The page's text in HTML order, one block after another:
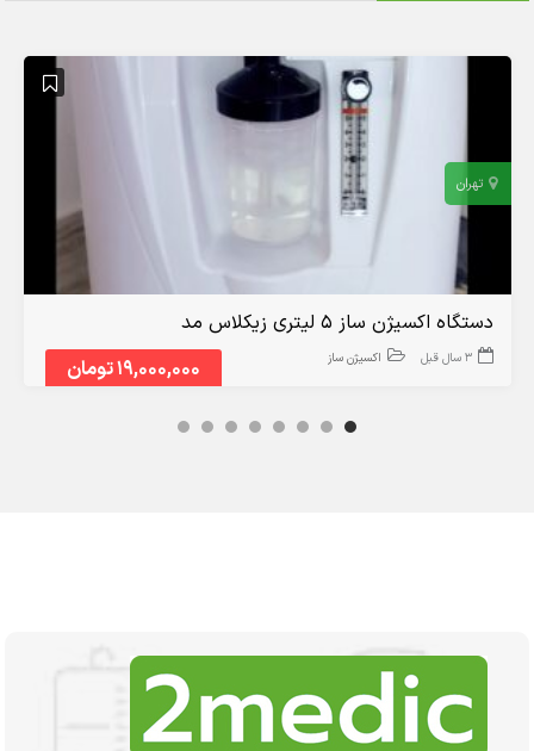
تهران
19,000,000 تومان
دستگاه اکسیژن ساز 5 لیتری زیکلاس مد
3 سال قبل اکسیژن ساز